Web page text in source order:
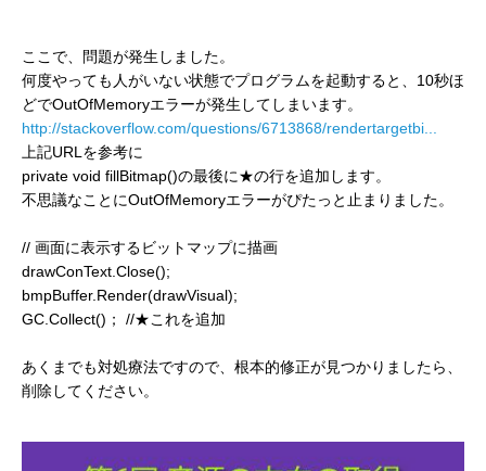
ここで、問題が発生しました。
何度やっても人がいない状態でプログラムを起動すると、10秒ほ
どでOutOfMemoryエラーが発生してしまいます。
http://stackoverflow.com/questions/6713868/rendertargetbi...
上記URLを参考に
private void fillBitmap()の最後に★の行を追加します。
不思議なことにOutOfMemoryエラーがぴたっと止まりました。
// 画面に表示するビットマップに描画
drawConText.Close();
bmpBuffer.Render(drawVisual);
GC.Collect()； //★これを追加
あくまでも対処療法ですので、根本的修正が見つかりましたら、
削除してください。